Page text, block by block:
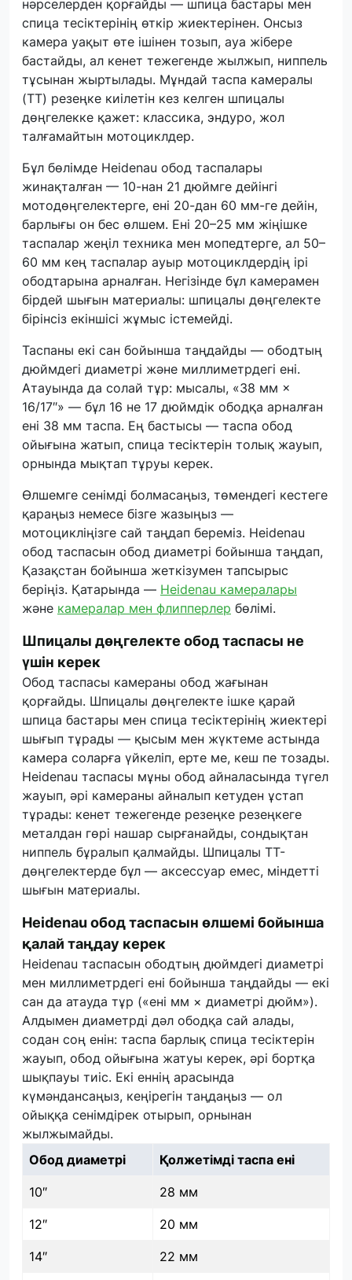
нәрселерден қорғайды — шпица бастары мен
спица тесіктерінің өткір жиектерінен. Онсыз
камера уақыт өте ішінен тозып, ауа жібере
бастайды, ал кенет тежегенде жылжып, ниппель
тұсынан жыртылады. Мұндай таспа камералы
(TT) резеңке киілетін кез келген шпицалы
дөңгелекке қажет: классика, эндуро, жол
талғамайтын мотоциклдер.
Бұл бөлімде Heidenau обод таспалары
жинақталған — 10-нан 21 дюймге дейінгі
мотодөңгелектерге, ені 20-дан 60 мм-ге дейін,
барлығы он бес өлшем. Ені 20–25 мм жіңішке
таспалар жеңіл техника мен мопедтерге, ал 50–
60 мм кең таспалар ауыр мотоциклдердің ірі
ободтарына арналған. Негізінде бұл камерамен
бірдей шығын материалы: шпицалы дөңгелекте
бірінсіз екіншісі жұмыс істемейді.
Таспаны екі сан бойынша таңдайды — ободтың
дюймдегі диаметрі және миллиметрдегі ені.
Атауында да солай тұр: мысалы, «38 мм ×
16/17″» — бұл 16 не 17 дюймдік ободқа арналған
ені 38 мм таспа. Ең бастысы — таспа обод
ойығына жатып, спица тесіктерін толық жауып,
орнында мықтап тұруы керек.
Өлшемге сенімді болмасаңыз, төмендегі кестеге
қараңыз немесе бізге жазыңыз —
мотоцикліңізге сай таңдап береміз. Heidenau
обод таспасын обод диаметрі бойынша таңдап,
Қазақстан бойынша жеткізумен тапсырыс
беріңіз. Қатарында — Heidenau камералары
және камералар мен флипперлер бөлімі.
Шпицалы дөңгелекте обод таспасы не
үшін керек
Обод таспасы камераны обод жағынан
қорғайды. Шпицалы дөңгелекте ішке қарай
шпица бастары мен спица тесіктерінің жиектері
шығып тұрады — қысым мен жүктеме астында
камера соларға үйкеліп, ерте ме, кеш пе тозады.
Heidenau таспасы мұны обод айналасында түгел
жауып, әрі камераны айналып кетуден ұстап
тұрады: кенет тежегенде резеңке резеңкеге
металдан гөрі нашар сырғанайды, сондықтан
ниппель бұралып қалмайды. Шпицалы TT-
дөңгелектерде бұл — аксессуар емес, міндетті
шығын материалы.
Heidenau обод таспасын өлшемі бойынша
қалай таңдау керек
Heidenau таспасын ободтың дюймдегі диаметрі
мен миллиметрдегі ені бойынша таңдайды — екі
сан да атауда тұр («ені мм × диаметрі дюйм»).
Алдымен диаметрді дәл ободқа сай алады,
содан соң енін: таспа барлық спица тесіктерін
жауып, обод ойығына жатуы керек, әрі бортқа
шықпауы тиіс. Екі еннің арасында
күмәндансаңыз, кеңірегін таңдаңыз — ол
ойыққа сенімдірек отырып, орнынан
жылжымайды.
Обод диаметрі
Қолжетімді таспа ені
10″ 28 мм
12″ 20 мм
14″ 22 мм